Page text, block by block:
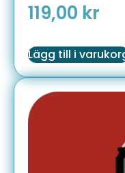
119,00 kr
Lägg till i